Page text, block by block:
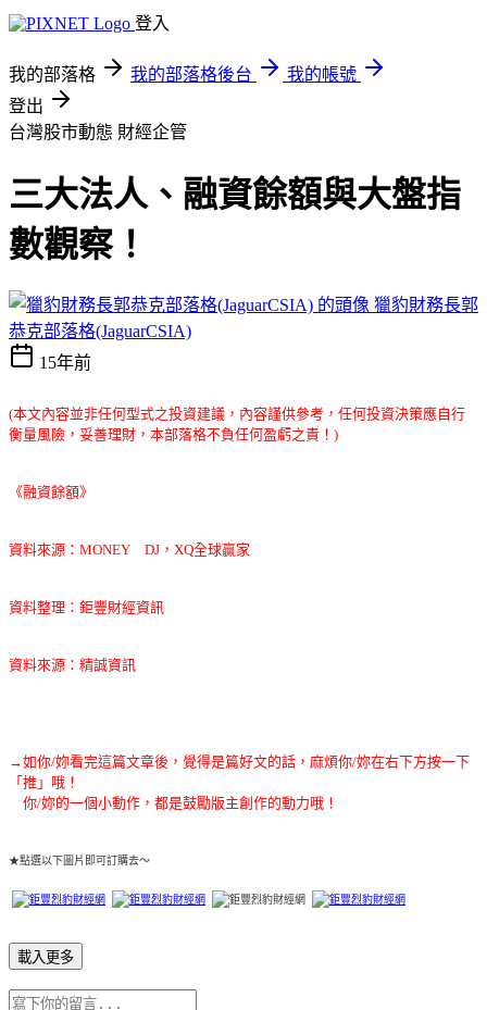
登入
我的部落格 我的部落格後台
我的帳號
登出
台灣股市動態 財經企管
三大法人、融資餘額與大盤指
數觀察！
獵豹財務長郭
恭克部落格(JaguarCSIA)
15年前
(本文內容並非任何型式之投資建議，內容謹供參考，任何投資決策應自行
衡量風險，妥善理財，本部落格不負任何盈虧之責！)
《融資餘額》
資料來源：MONEY DJ，XQ全球贏家
資料整理：鉅豐財經資訊
資料來源：精誠資訊
→如你/妳看完這篇文章後，覺得是篇好文的話，麻煩你/妳在右下方按一下
「推」哦！
你/妳的一個小動作，都是鼓勵版主創作的動力哦！
★點選以下圖片即可訂購去～
載入更多